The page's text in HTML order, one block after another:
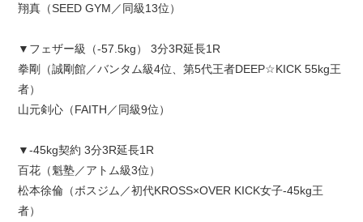
翔真（SEED GYM／同級13位）
▼フェザー級（-57.5kg） 3分3R延長1R
拳剛（誠剛館／バンタム級4位、第5代王者DEEP☆KICK 55kg王
者）
山元剣心（FAITH／同級9位）
▼-45kg契約 3分3R延長1R
百花（魁塾／アトム級3位）
松本徐倫（ボスジム／初代KROSS×OVER KICK女子-45kg王
者）